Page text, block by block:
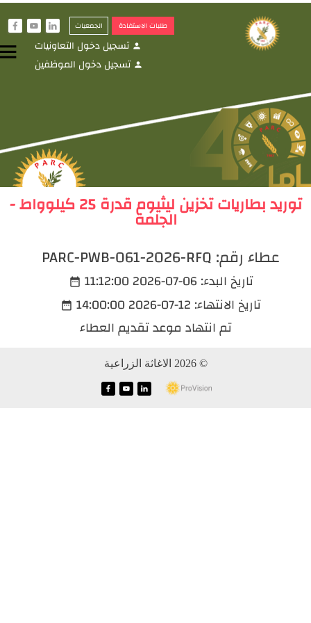
طلبات الاستفادة الجمعيات i
y
f
person تسجيل دخول التعاونيات
person تسجيل دخول الموظفين
توريد بطاريات تخزين ليثيوم قدرة 25 كيلوواط -
الجلمة
عطاء رقم: PARC-PWB-061-2026-RFQ
تاريخ البدء: 2026-07-06 11:12:00
date_range
تاريخ الانتهاء: 2026-07-12 14:00:00
date_range
تم انتهاد موعد تقديم العطاء
© 2026 الاغاثة الزراعية
i
y
f